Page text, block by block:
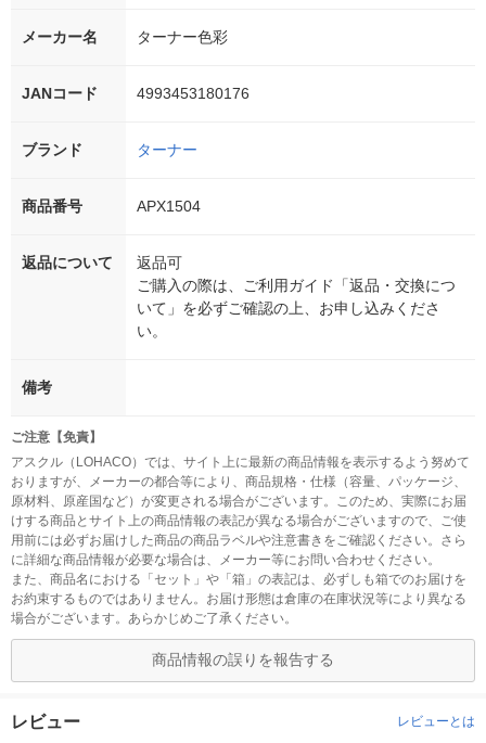
メーカー名 ターナー色彩
JANコード 4993453180176
ブランド ターナー
商品番号 APX1504
返品について
返品可
ご購入の際は、ご利用ガイド「返品・交換につ
いて」を必ずご確認の上、お申し込みくださ
い。
備考
ご注意【免責】
アスクル（LOHACO）では、サイト上に最新の商品情報を表示するよう努めて
おりますが、メーカーの都合等により、商品規格・仕様（容量、パッケージ、
原材料、原産国など）が変更される場合がございます。このため、実際にお届
けする商品とサイト上の商品情報の表記が異なる場合がございますので、ご使
用前には必ずお届けした商品の商品ラベルや注意書きをご確認ください。さら
に詳細な商品情報が必要な場合は、メーカー等にお問い合わせください。
また、商品名における「セット」や「箱」の表記は、必ずしも箱でのお届けを
お約束するものではありません。お届け形態は倉庫の在庫状況等により異なる
場合がございます。あらかじめご了承ください。
商品情報の誤りを報告する
レビュー レビューとは